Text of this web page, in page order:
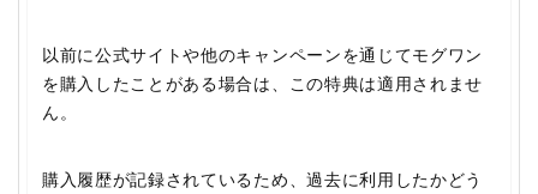
以前に公式サイトや他のキャンペーンを通じてモグワン
を購入したことがある場合は、この特典は適用されませ
ん。
購入履歴が記録されているため、過去に利用したかどう